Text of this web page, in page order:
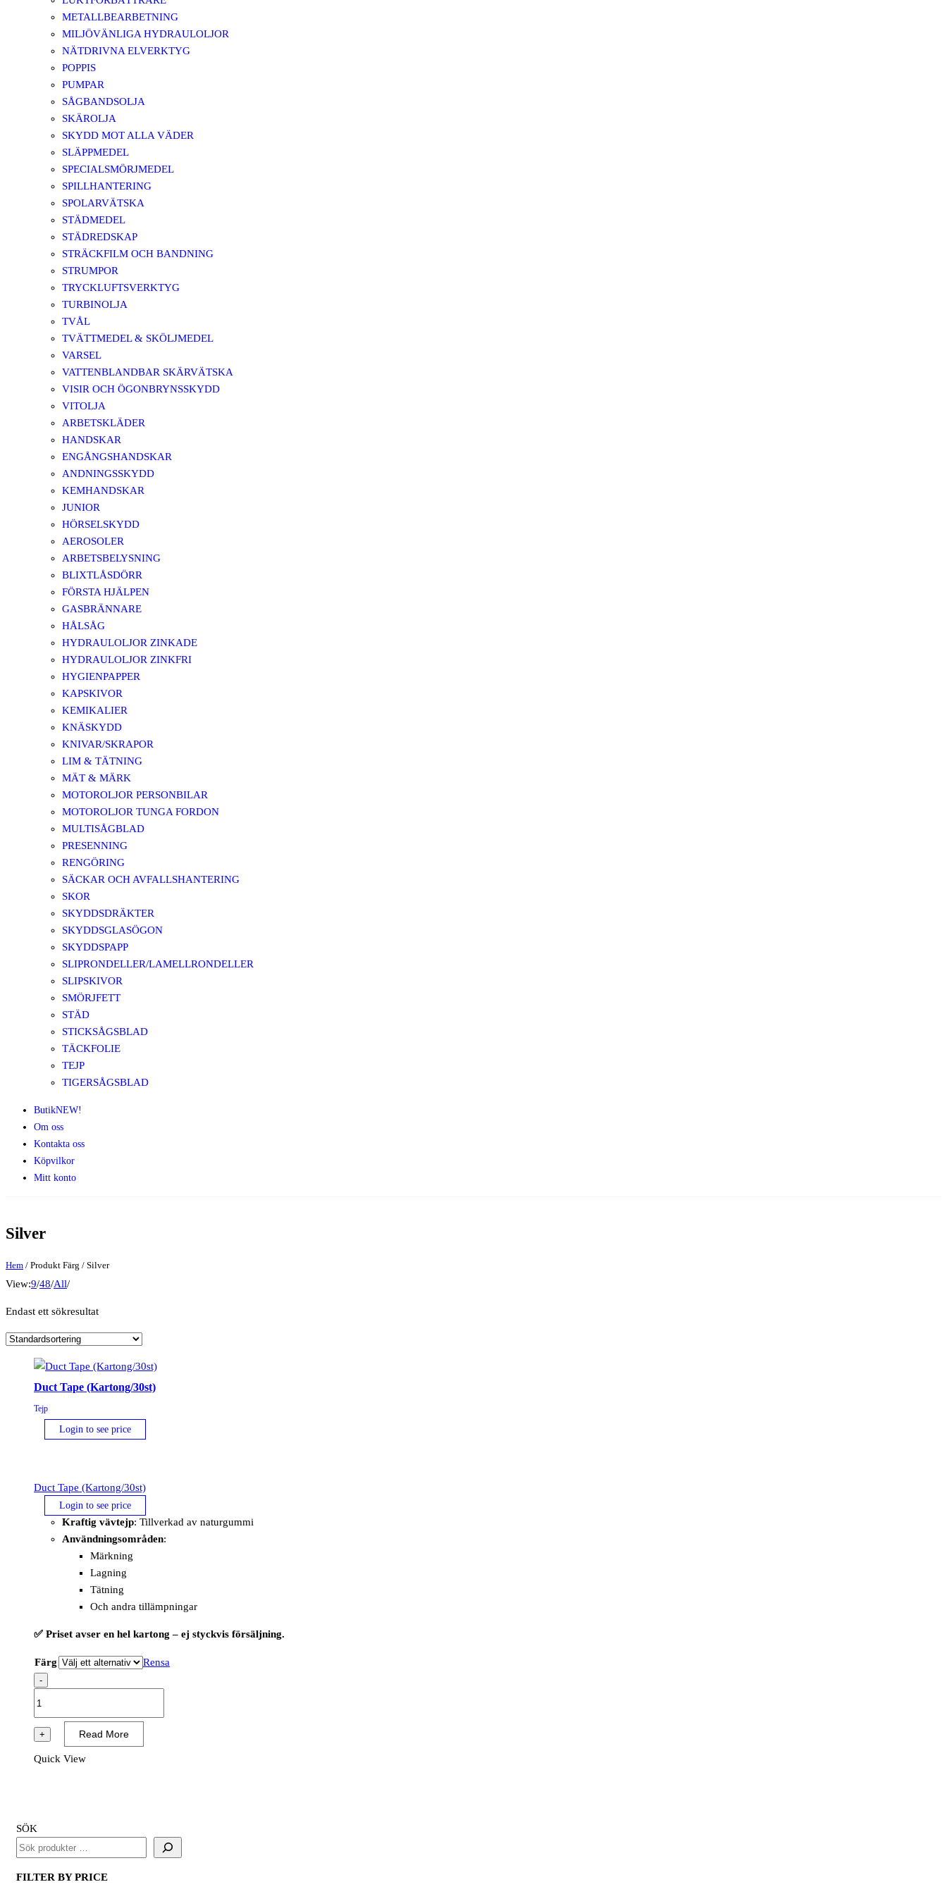
METALLBEARBETNING
MILJÖVÄNLIGA HYDRAULOLJOR
NÄTDRIVNA ELVERKTYG
POPPIS
PUMPAR
SÅGBANDSOLJA
SKÄROLJA
SKYDD MOT ALLA VÄDER
SLÄPPMEDEL
SPECIALSMÖRJMEDEL
SPILLHANTERING
SPOLARVÄTSKA
STÄDMEDEL
STÄDREDSKAP
STRÄCKFILM OCH BANDNING
STRUMPOR
TRYCKLUFTSVERKTYG
TURBINOLJA
TVÅL
TVÄTTMEDEL & SKÖLJMEDEL
VARSEL
VATTENBLANDBAR SKÄRVÄTSKA
VISIR OCH ÖGONBRYNSSKYDD
VITOLJA
ARBETSKLÄDER
HANDSKAR
ENGÅNGSHANDSKAR
ANDNINGSSKYDD
KEMHANDSKAR
JUNIOR
HÖRSELSKYDD
AEROSOLER
ARBETSBELYSNING
BLIXTLÅSDÖRR
FÖRSTA HJÄLPEN
GASBRÄNNARE
HÅLSÅG
HYDRAULOLJOR ZINKADE
HYDRAULOLJOR ZINKFRI
HYGIENPAPPER
KAPSKIVOR
KEMIKALIER
KNÄSKYDD
KNIVAR/SKRAPOR
LIM & TÄTNING
MÄT & MÄRK
MOTOROLJOR PERSONBILAR
MOTOROLJOR TUNGA FORDON
MULTISÅGBLAD
PRESENNING
RENGÖRING
SÄCKAR OCH AVFALLSHANTERING
SKOR
SKYDDSDRÄKTER
SKYDDSGLASÖGON
SKYDDSPAPP
SLIPRONDELLER/LAMELLRONDELLER
SLIPSKIVOR
SMÖRJFETT
STÄD
STICKSÅGSBLAD
TÄCKFOLIE
TEJP
TIGERSÅGSBLAD
ButikNEW!
Om oss
Kontakta oss
Köpvilkor
Mitt konto
Silver
Hem / Produkt Färg / Silver
View:9/48/All/
Endast ett sökresultat
Duct Tape (Kartong/30st)
Tejp
Login to see price
Duct Tape (Kartong/30st)
Login to see price
Kraftig vävtejp: Tillverkad av naturgummi
Användningsområden:
Märkning
Lagning
Tätning
Och andra tillämpningar
✅ Priset avser en hel kartong – ej styckvis försäljning.
Färg Rensa
-
(Kartong/30st)
+ Read More
Quick View
SÖK
FILTER BY PRICE